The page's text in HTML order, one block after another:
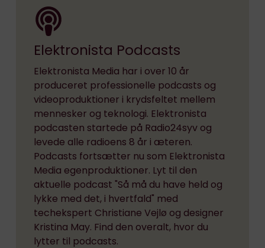
Elektronista Podcasts
Elektronista Media har i over 10 år
produceret professionelle podcasts og
videoproduktioner i krydsfeltet mellem
mennesker og teknologi. Elektronista
podcasten startede på Radio24syv og
levede alle radioens 8 år i æteren.
Podcasts fortsætter nu som Elektronista
Media egenproduktioner. Lyt til den
aktuelle podcast "Så må du have held og
lykke med det, i hvertfald" med
techekspert Christiane Vejlø og designer
Kristina May. Find den overalt, hvor du
lytter til podcasts.